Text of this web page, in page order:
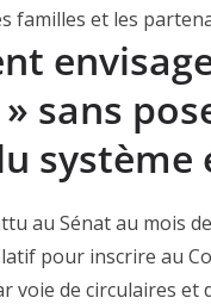
familles et les
sans
système
au Sénat au mois
pour inscrire au
voie de circulaires